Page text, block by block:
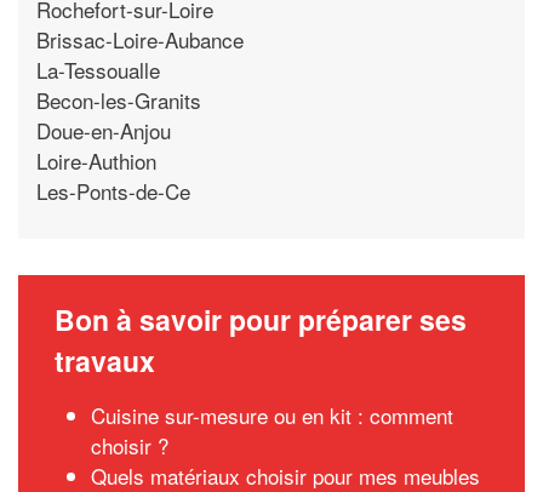
Rochefort-sur-Loire
Brissac-Loire-Aubance
La-Tessoualle
Becon-les-Granits
Doue-en-Anjou
Loire-Authion
Les-Ponts-de-Ce
Bon à savoir pour préparer ses
travaux
Cuisine sur-mesure ou en kit : comment
choisir ?
Quels matériaux choisir pour mes meubles